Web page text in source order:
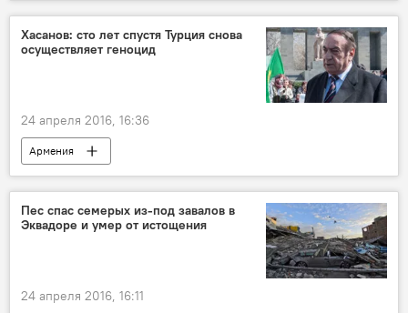
Хасанов: сто лет спустя Турция снова
осуществляет геноцид
24 апреля 2016, 16:36
Армения
Пес спас семерых из-под завалов в
Эквадоре и умер от истощения
24 апреля 2016, 16:11